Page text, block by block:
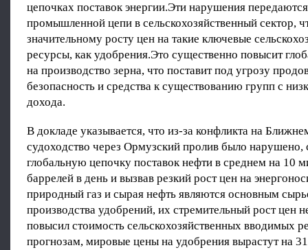
цепочках поставок энергии.Эти нарушения
промышленной цепи в сельскохозяйственный сектор,
значительному росту цен на такие ключевые
ресурсы, как удобрения.Это существенно повысит
на производство зерна, что поставит под угрозу
безопасность и средства к существованию групп с
дохода.
В докладе указывается, что из-за конфликта на
судоходство через Ормузский пролив было нарушено,
глобальную цепочку поставок нефти в среднем на 10
баррелей в день и вызвав резкий рост цен на
природный газ и сырая нефть являются основным
производства удобрений, их стремительный рост цен
повысил стоимость сельскохозяйственных вводимых
прогнозам, мировые цены на удобрения вырастут на